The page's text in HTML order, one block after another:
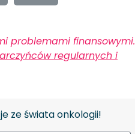
problemami finansowymi.
regularnych i
ze świata onkologii!